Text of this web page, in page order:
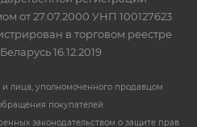
от 27.07.2000 УНП 100127623
в торговом реестре
16.12.2019
лица, уполномоченного продавцом
покупателей
законодательством о защите прав